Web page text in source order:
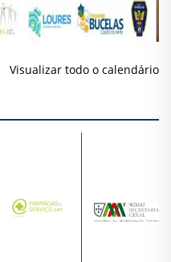
Visualizar todo o calendário